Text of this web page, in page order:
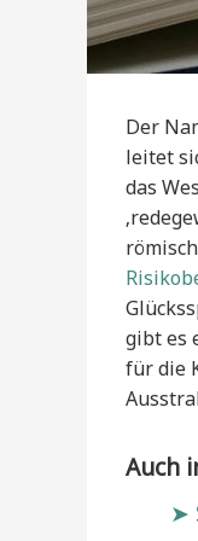
Der
leitet
das
gibt es
für die
Auch